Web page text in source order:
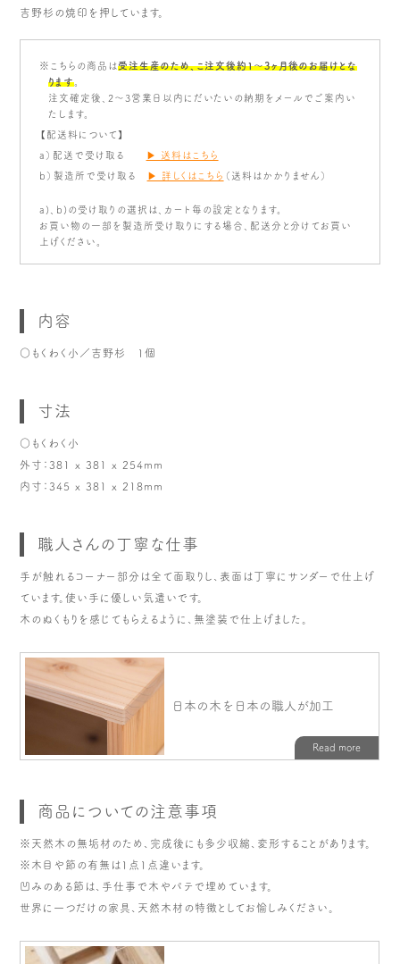
吉野杉の焼印を押しています。
※こちらの商品は受注生産のため、こ注文後約1〜3ヶ月後のお届けとな
ります
注文確定後、2～3営業日以内にだいたいの納期をメールでご案内い
たします。
【配送料について】
a）配送で受け取る ▶ 送料はこちら
b）製造所で受け取る ▶ 詳しくはこちら （送料はかかりません）
a)、b)の受け取りの選択は、カート毎の設定となります。
お買い物の一部を製造所受け取りにする場合、配送分と分けてお買い
上げください。
内容
○もくわく小／吉野杉 1個
寸法
○もくわく小
外寸：381 x 381 x 254mm
内寸：345 x 381 x 218mm
職人さんの丁寧な仕事
手が触れるコーナー部分は全て面取りし、表面は丁寧にサンダーで仕上げ
ています。使い手に優しい気遣いです。
木のぬくもりを感じてもらえるように、無塗装で仕上げました。
商品についての注意事項
※天然木の無垢材のため、完成後にも多少収縮、変形することがあります。
※木目や節の有無は1点1点違います。
凹みのある節は、手仕事で木やパテで埋めています。
世界に一つだけの家具、天然木材の特徴としてお愉しみください。